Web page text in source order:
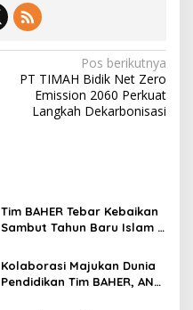
Pos berikutnya
PT TIMAH Bidik Net Zero
Emission 2060 Perkuat
Langkah Dekarbonisasi
Tim BAHER Tebar Kebaikan
Sambut Tahun Baru Islam 1
Kolaborasi Majukan Dunia
Pendidikan Tim BAHER, ANC,